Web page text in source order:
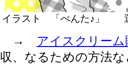
イラスト 「ぺんた♪」
→ アイスクリー
収、なるための方法